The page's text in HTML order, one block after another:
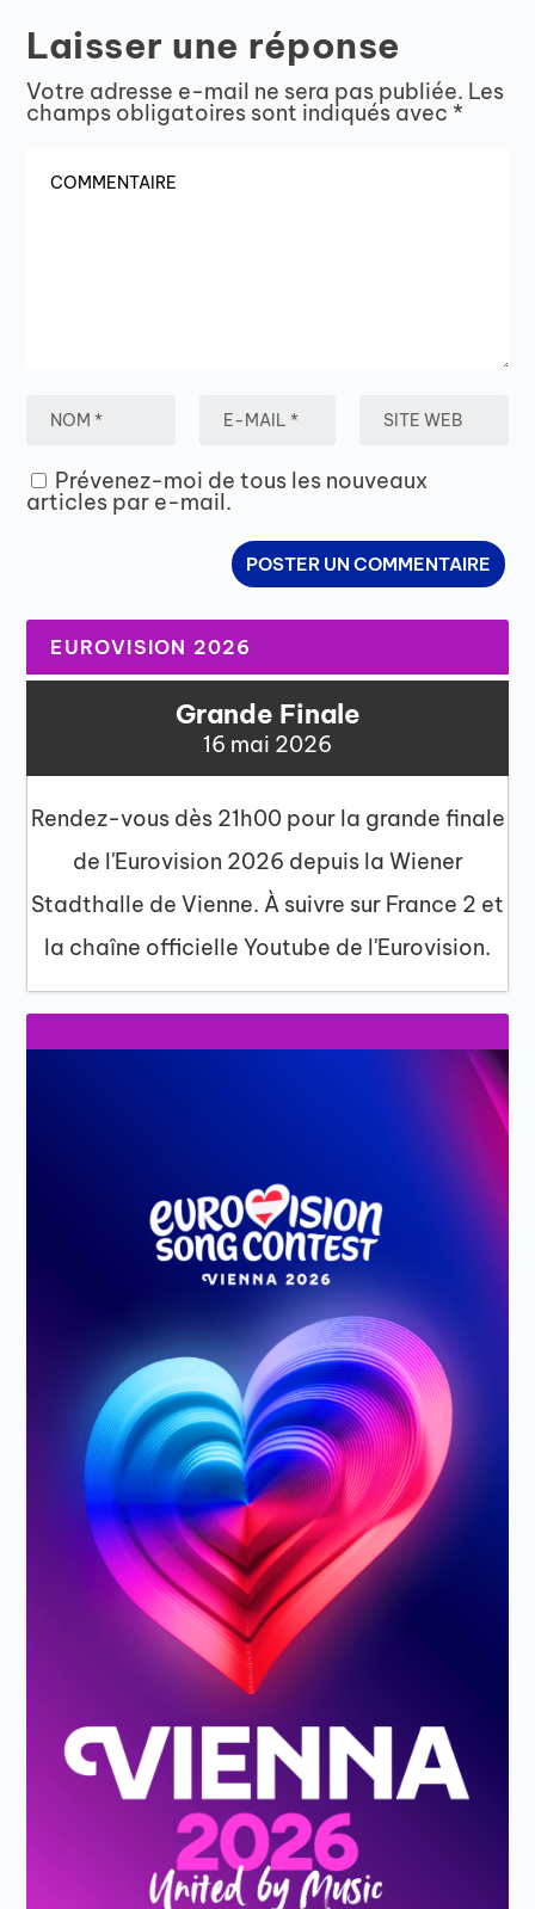
Laisser une réponse
Votre adresse e-mail ne sera pas publiée. Les
champs obligatoires sont indiqués avec *
Prévenez-moi de tous les nouveaux
articles par e-mail.
EUROVISION 2026
Grande Finale
16 mai 2026
Rendez-vous dès 21h00 pour la grande finale
de l'Eurovision 2026 depuis la Wiener
Stadthalle de Vienne. À suivre sur France 2 et
la chaîne officielle Youtube de l'Eurovision.